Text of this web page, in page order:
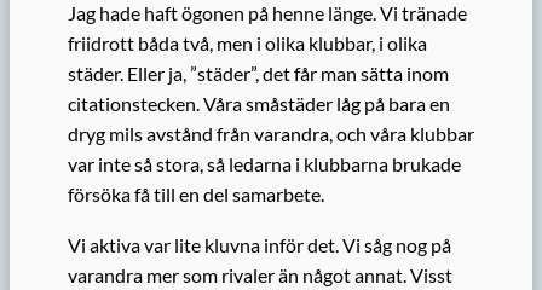
Jag hade haft ögonen på henne länge. Vi tränade
friidrott båda två, men i olika klubbar, i olika
städer. Eller ja, ”städer”, det får man sätta inom
citationstecken. Våra småstäder låg på bara en
dryg mils avstånd från varandra, och våra klubbar
var inte så stora, så ledarna i klubbarna brukade
försöka få till en del samarbete.
Vi aktiva var lite kluvna inför det. Vi såg nog på
varandra mer som rivaler än något annat. Visst